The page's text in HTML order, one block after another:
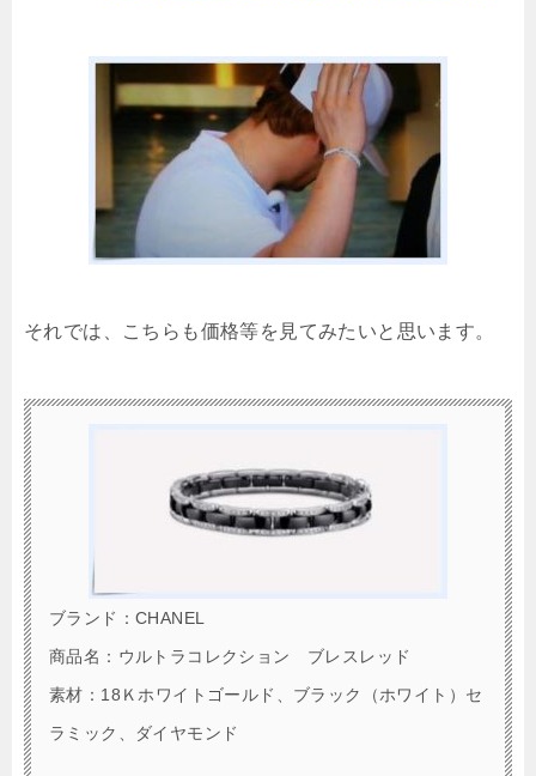
それでは、こちらも価格等を見てみたいと思います。
ブランド：CHANEL
商品名：ウルトラコレクション ブレスレッド
素材：18Ｋホワイトゴールド、ブラック（ホワイト）セ
ラミック、ダイヤモンド